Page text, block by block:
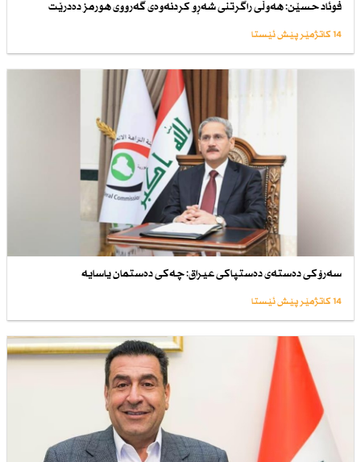
فوئاد حسێن: هەوڵی راگرتنی شەڕو كردنەوەی گەرووی هورمز دەدرێت
14 کاتژمێر پێش ئێستا
سەرۆكی دەستەی دەستپاكی عیراق: چەكی دەستمان یاسایە
14 کاتژمێر پێش ئێستا